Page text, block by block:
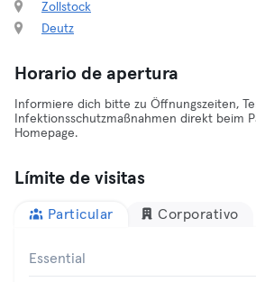
Zollstock
Deutz
Horario de apertura
Informiere dich bitte zu Öffnungszeiten,
Infektionsschutzmaßnahmen direkt beim
Homepage.
Límite de visitas
Particular Corporativo
Essential